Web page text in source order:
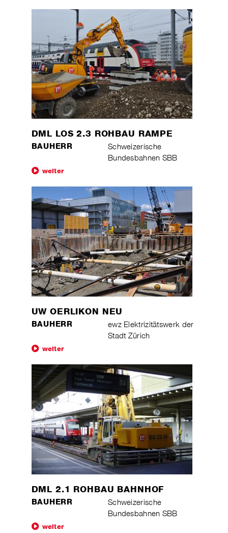
DML LOS 2.3 ROHBAU RAMPE
BAUHERR
Schweizerische
Bundesbahnen SBB
weiter
UW OERLIKON NEU
BAUHERR
ewz Elektrizitätswerk der
Stadt Zürich
weiter
DML 2.1 ROHBAU BAHNHOF
BAUHERR
Schweizerische
Bundesbahnen SBB
weiter